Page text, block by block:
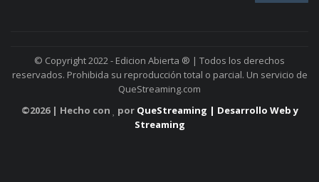
© Copyright 2022 - Edicion Abierta ® | Todos los derechos
reservados. Prohibida su reproducción total o parcial. Un servicio de
QueStreaming.com
©2026 | Hecho con por QueStreaming | Desarrollo Web y
Streaming